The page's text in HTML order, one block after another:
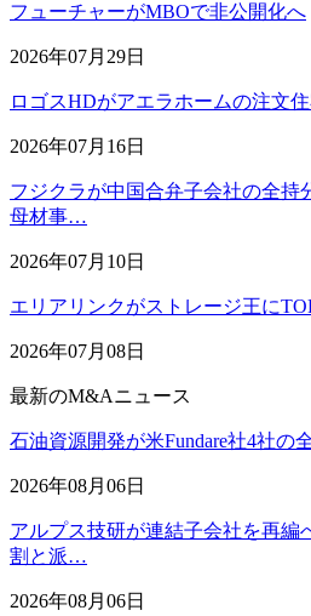
フューチャーがMBOで非公開化へ
2026年07月29日
ロゴスHDがアエラホームの注文
2026年07月16日
フジクラが中国合弁子会社の全
母材事…
2026年07月10日
エリアリンクがストレージ王に
2026年07月08日
最新のM&Aニュース
石油資源開発が米Fundare社4社の
2026年08月06日
アルプス技研が連結子会社を再編
割と派…
2026年08月06日